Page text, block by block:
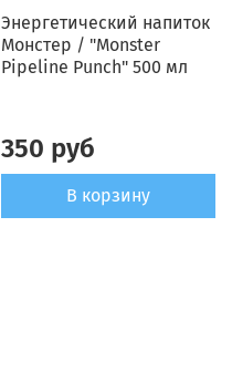
Энергетический напиток
Монстер / "Monster
Pipeline Punch" 500 мл
350 руб
В корзину